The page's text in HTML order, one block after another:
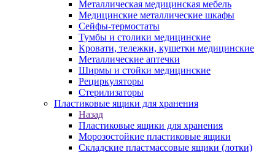
Металлическая медицинская мебель
Медицинские металлические шкафы
Сейфы-термостаты
Тумбы и столики медицинские
Кровати, тележки, кушетки медицинские
Металлические аптечки
Ширмы и стойки медицинские
Рециркуляторы
Стерилизаторы
Пластиковые ящики для хранения
Назад
Пластиковые ящики для хранения
Морозостойкие пластиковые ящики
Складские пластмассовые ящики (лотки)